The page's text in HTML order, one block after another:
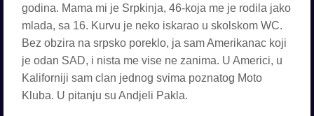
godina. Mama mi je Srpkinja, 46-koja me je rodila jako
mlada, sa 16. Kurvu je neko iskarao u skolskom WC.
Bez obzira na srpsko poreklo, ja sam Amerikanac koji
je odan SAD, i nista me vise ne zanima. U Americi, u
Kaliforniji sam clan jednog svima poznatog Moto
Kluba. U pitanju su Andjeli Pakla.